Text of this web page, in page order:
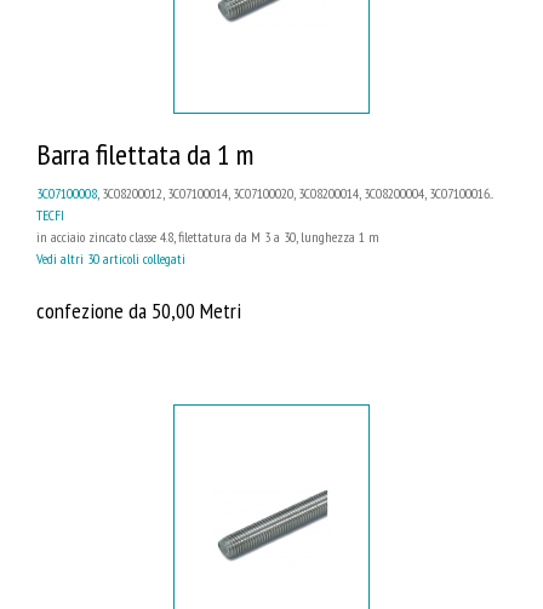
Barra filettata da 1 m
3C07100008, 3C08200012, 3C07100014, 3C07100020, 3C08200014, 3C08200004, 3C07100016...
TECFI
in acciaio zincato classe 4.8, filettatura da M 3 a 30, lunghezza 1 m
Vedi altri 30 articoli collegati
confezione da 50,00 Metri